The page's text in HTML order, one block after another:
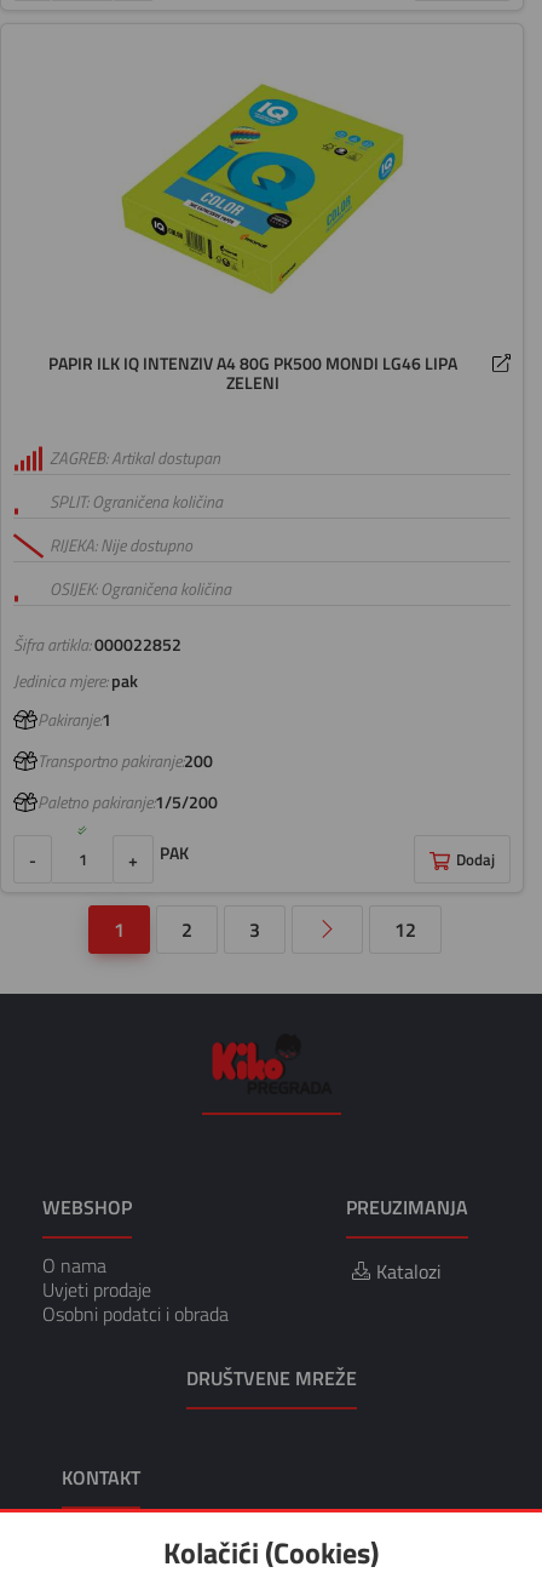
PAPIR ILK IQ INTENZIV A4 80G PK500 MONDI LG46 LIPA
ZELENI
Šifra artikla:000022852
ZAGREB: Artikal dostupan
SPLIT: Ograničena količina
RIJEKA: Nije dostupno
OSIJEK: Ograničena količina
Jedinica mjere:pak
Pakiranje:1
Transportno pakiranje:200
Paletno pakiranje:1/5/200
- + PAK Dodaj
1 2 3 12
WEBSHOP
O nama
Uvjeti prodaje
Osobni podatci i obrada
PREUZIMANJA
Katalozi
DRUŠTVENE MREŽE
KONTAKT
KIKO TRGOVINA I USLUGE, VL. TOMISLAV KRUŠEC
Adresa: Dragutina Kunovića 10 49218 Pregrada
Kolačići (Cookies)